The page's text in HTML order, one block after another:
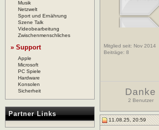
Musik
Netzwelt
Sport und Ernährung
Szene Talk
Videobearbeitung
Zwischenmenschliches
» Support
Apple
Microsoft
PC Spiele
Hardware
Konsolen
Sicherheit
Partner Links
Mitglied seit: Nov 2014
Beiträge: 8
Danke
2 Benutzer
11.08.25, 20:59